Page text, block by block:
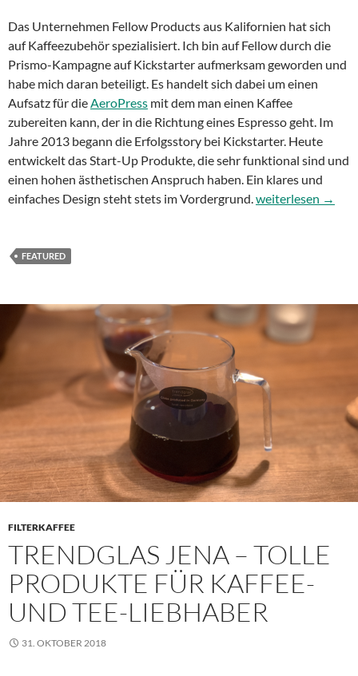
Das Unternehmen Fellow Products aus Kalifornien hat sich
auf Kaffeezubehör spezialisiert. Ich bin auf Fellow durch die
Prismo-Kampagne auf Kickstarter aufmerksam geworden und
habe mich daran beteiligt. Es handelt sich dabei um einen
Aufsatz für dieAeroPress mit dem man einen Kaffee
zubereiten kann, der in die Richtung eines Espresso geht. Im
Jahre 2013 begann die Erfolgsstory bei Kickstarter. Heute
entwickelt das Start-Up Produkte, die sehr funktional sind und
einen hohen ästhetischen Anspruch haben. Ein klares und
einfaches Design steht stets im Vordergrund.Fellow Stagg –
weiterlesen →
FEATURED
FILTERKAFFEE
TRENDGLAS JENA – TOLLE
PRODUKTE FÜR KAFFEE-
UND TEE-LIEBHABER
31. OKTOBER 2018